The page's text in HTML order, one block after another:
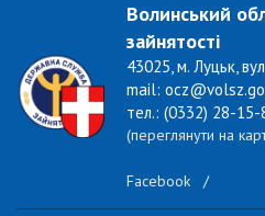
Волинський
зайнятості
43025, м. Луцьк,
mail:
тел.: (0332) 28-15-
(переглянути на
Facebook /